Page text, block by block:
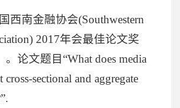
西南金融协会(Southwestern
2017年会最佳论文奖
。论文题目“What does media
cross-sectional and aggregate